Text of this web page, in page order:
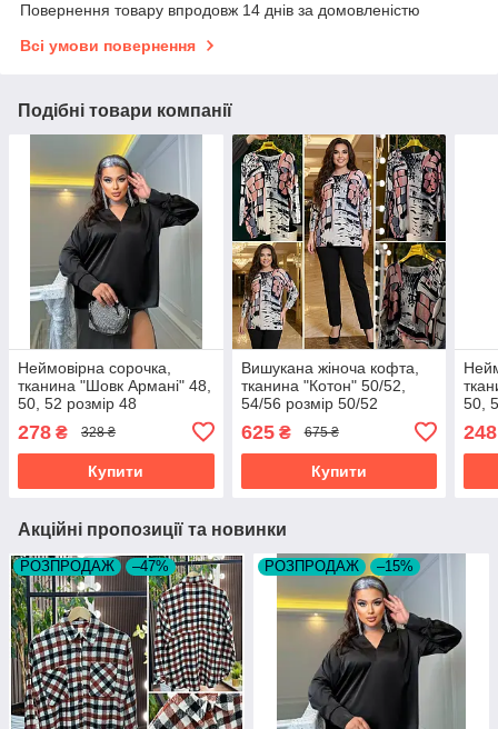
Повернення товару впродовж 14 днів за домовленістю
Всі умови повернення
Подібні товари компанії
Неймовірна сорочка,
тканина "Шовк Армані" 48,
50, 52 розмір 48
278 ₴ 328 ₴
Купити
Вишукана жіноча кофта,
тканина "Котон" 50/52,
54/56 розмір 50/52
625₴ 675 ₴
Купити
50,
248
Акційні пропозиції та новинки
РОЗПРОДАЖ –47% РОЗПРОДАЖ –15%